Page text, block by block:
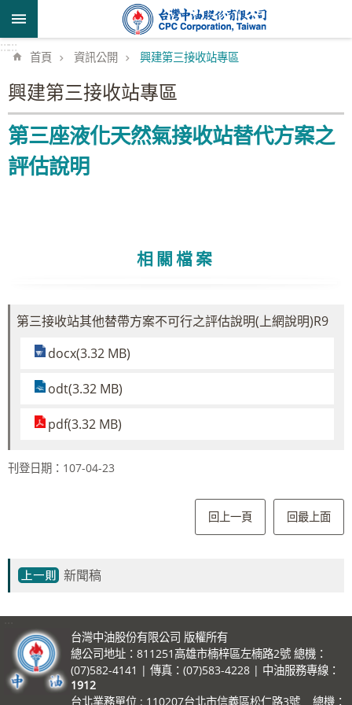
跳到主要內容區塊
::::::
首頁 資訊公開 興建第三接收站專區
興建第三接收站專區
第三座液化天然氣接收站替代方案之
評估說明
相關檔案
第三接收站其他替帶方案不可行之評估說明(上網說明)R9
docx(3.32 MB)
odt(3.32 MB)
pdf(3.32 MB)
刊登日期：107-04-23
回上一頁 回最上面
新聞稿
台灣中油股份有限公司 版權所有
總公司地址：811251高雄市楠梓區左楠路2號 總機：
(07)582-4141 | 傳真：(07)583-4228 | 中油服務專線：
1912
台北業務單位 : 110207台北市信義區松仁路3號 總機：